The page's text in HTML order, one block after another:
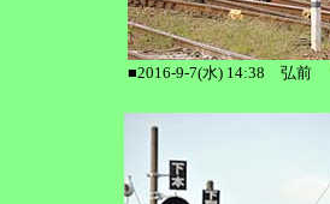
■2016-9-7(水) 14:38 弘前